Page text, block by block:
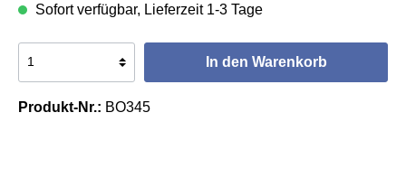
Sofort verfügbar, Lieferzeit 1-3 Tage
In den Warenkorb
Produkt-Nr.: BO345